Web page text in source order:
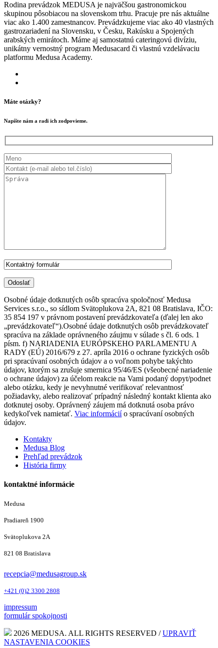
Rodina prevádzok MEDUSA je najväčšou gastronomickou
skupinou pôsobiacou na slovenskom trhu. Pracuje pre nás aktuálne
viac ako 1.400 zamestnancov. Prevádzkujeme viac ako 40 vlastných
gastrozariadení na Slovensku, v Česku, Rakúsku a Spojených
arabských emirátoch. Máme aj samostatnú cateringovú divíziu,
unikátny vernostný program Medusacard či vlastnú vzdelávaciu
platformu Medusa Academy.
Máte otázky?
Napíšte nám a radi ich zodpovieme.
Osobné údaje dotknutých osôb spracúva spoločnosť Medusa
Services s.r.o., so sídlom Svätoplukova 2A, 821 08 Bratislava, IČO:
35 854 197 v právnom postavení prevádzkovateľa (ďalej len ako
„prevádzkovateľ“).Osobné údaje dotknutých osôb prevádzkovateľ
spracúva na základe oprávneného záujmu v súlade s čl. 6 ods. 1
písm. f) NARIADENIA EURÓPSKEHO PARLAMENTU A
RADY (EÚ) 2016/679 z 27. apríla 2016 o ochrane fyzických osôb
pri spracúvaní osobných údajov a o voľnom pohybe takýchto
údajov, ktorým sa zrušuje smernica 95/46/ES (všeobecné nariadenie
o ochrane údajov) za účelom reakcie na Vami podaný dopyt/podnet
alebo otázku, kedy je nevyhnutné verifikovať relevantnosť
požiadavky, alebo realizovať prípadný následný kontakt klienta ako
dotknutej osoby. Oprávnený záujem má dotknutá osoba právo
kedykoľvek namietať. Viac informáciío spracúvaní osobných
údajov.
Kontakty
Medusa Blog
Prehľad prevádzok
História firmy
kontaktné informácie
Medusa
Pradiareň 1900
Svätoplukova 2A
821 08 Bratislava
recepcia@medusagroup.sk
+421 (0)2 3300 2808
impressum
formulár spokojnosti
2026 MEDUSA. ALL RIGHTS RESERVED /UPRAVIŤ
NASTAVENIA COOKIES